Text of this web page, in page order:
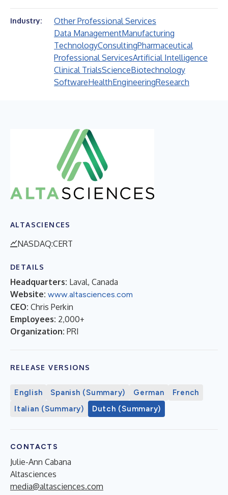
Industry:
Other Professional Services
Data ManagementManufacturing
TechnologyConsultingPharmaceutical
Professional ServicesArtificial Intelligence
Clinical TrialsScienceBiotechnology
SoftwareHealthEngineeringResearch
ALTASCIENCES
NASDAQ:CERT
DETAILS
Headquarters: Laval, Canada
Website: www.altasciences.com
CEO: Chris Perkin
Employees: 2,000+
Organization: PRI
RELEASE VERSIONS
English Spanish (Summary) German
French
Italian (Summary)
Dutch (Summary)
CONTACTS
Julie-Ann Cabana
Altasciences
media@altasciences.com